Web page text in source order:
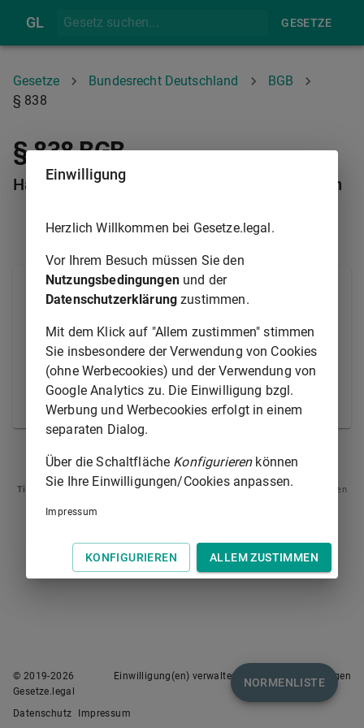
GL GESETZE
Gesetze Bundesrecht Deutschland
BGB
§ 838
§ 838 BGB
Haftung des Gebäudeunterhaltungspflichtigen
Wer die Unterhaltung eines Gebäudes oder eines mit
einem Grundstück verbundenen Werkes für den
Besitzer übernimmt oder das Gebäude oder das Werk
vermöge eines ihm zustehenden Nutzungsrechts zu
unterhalten hat, ist für den durch den Einsturz oder
die Ablösung von Teilen verursachten Schaden in
gleicher Weise verantwortlich wie der Besitzer.
§ 837
Tipp
: Swipen Sie auf dem Bildschirm links oder rechts zur Navigation zwischen
NORMENLISTE
© 2019-2026
Gesetze.legal
Einwilligung(en) verwalten Nutzungsbedingungen
Datenschutz Impressum
Einwilligung
Herzlich Willkommen bei Gesetze.legal.
Vor Ihrem Besuch müssen Sie den
Nutzungsbedingungenund der
Datenschutzerklärung zustimmen.
Mit dem Klick auf "Allem zustimmen" stimmen
Sie insbesondere der Verwendung von Cookies
(ohne Werbecookies) und der Verwendung von
Google Analytics zu. Die Einwilligung bzgl.
Werbung und Werbecookies erfolgt in einem
separaten Dialog.
Über die Schaltfläche Konfigurierenkönnen
Sie Ihre Einwilligungen/Cookies anpassen.
Impressum
KONFIGURIEREN ALLEM ZUSTIMMEN